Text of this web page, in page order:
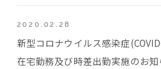
2020.02.28
新型コロナウイルス感染症
在宅勤務及び時差出勤実施のお知